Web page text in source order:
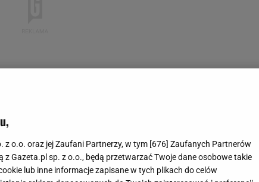
z o.o. oraz jej Zaufani Partnerzy, w tym [676] Zaufanych Partnerów
z Gazeta.pl sp. z o.o., będą przetwarzać Twoje dane osobowe takie
lub inne informacje zapisane w tych plikach do celów